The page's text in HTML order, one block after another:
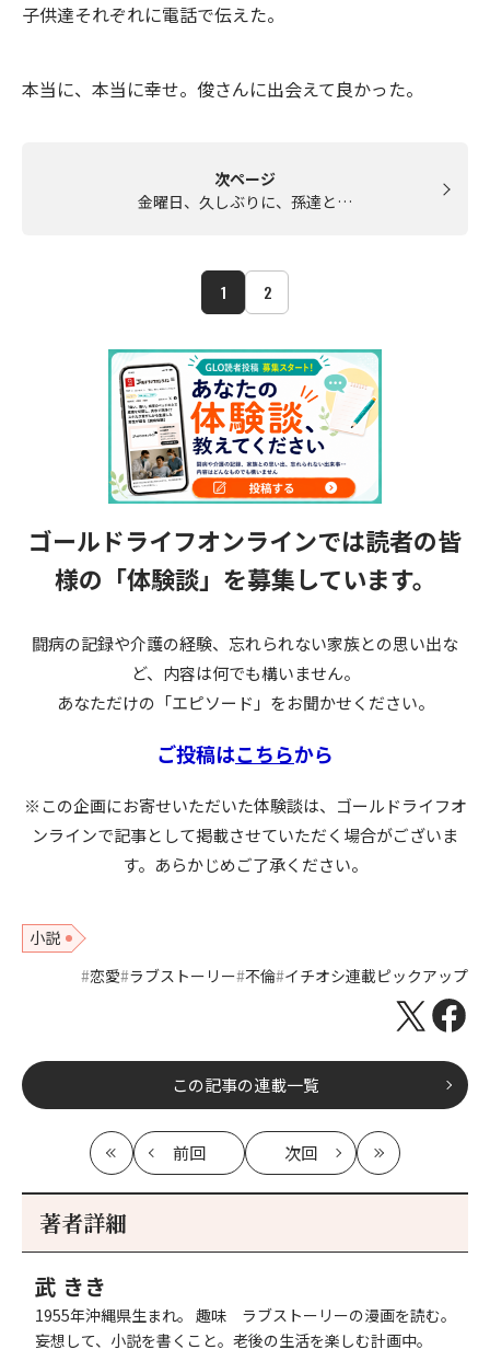
子供達それぞれに電話で伝えた。
本当に、本当に幸せ。俊さんに出会えて良かった。
次ページ
金曜日、久しぶりに、孫達と…
1 2
ゴールドライフオンラインでは読者の皆
様の 「体験談」を募集しています。
闘病の記録や介護の経験、忘れられない家族との思い出な
ど、内容は何でも構いません。
あなただけの「エピソード」をお聞かせください。
ご投稿はこちらから
※この企画にお寄せいただいた体験談は、ゴールドライフオ
ンラインで記事として掲載させていただく場合がございま
す。あらかじめご了承ください。
小説
恋愛 ラブストーリー 不倫 イチオシ連載ピックアップ
この記事の連載一覧
最
初
前回
記
次回
記
最
新
著者詳細
武 きき
1955年沖縄県生まれ。 趣味 ラブストーリーの漫画を読む。
妄想して、小説を書くこと。老後の生活を楽しむ計画中。